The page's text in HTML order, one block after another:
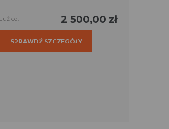
Już od: 2 500,00 zł
SPRAWDŹ SZCZEGÓŁY